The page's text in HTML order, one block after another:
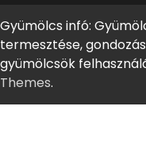
Gyümölcs infó:
termesztése,
gyümölcsök
Themes.